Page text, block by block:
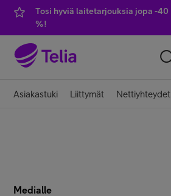
Tosi hyviä laitetarjouksia jopa -40
%!
YKSITYISILLE YRITYKSILLE
Asiakastuki Liittymät Nettiyhteydet
Medialle